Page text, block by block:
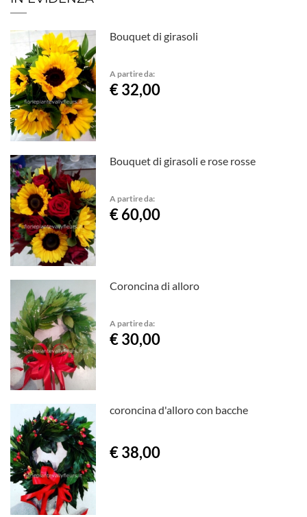
Bouquet di girasoli
A partire da:
€ 32,00
Bouquet di girasoli e rose rosse
A partire da:
€ 60,00
Coroncina di alloro
A partire da:
€ 30,00
coroncina d'alloro con bacche
€ 38,00